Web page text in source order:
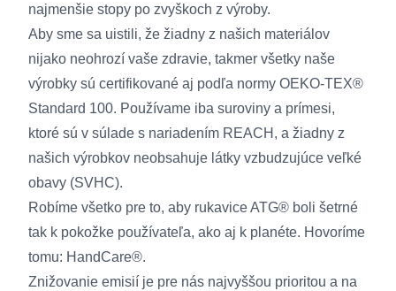
najmenšie stopy po zvyškoch z výroby.
Aby sme sa uistili, že žiadny z našich materiálov
nijako neohrozí vaše zdravie, takmer všetky naše
výrobky sú certifikované aj podľa normy OEKO-TEX®
Standard 100. Používame iba suroviny a prímesi,
ktoré sú v súlade s nariadením REACH, a žiadny z
našich výrobkov neobsahuje látky vzbudzujúce veľké
obavy (SVHC).
Robíme všetko pre to, aby rukavice ATG® boli šetrné
tak k pokožke používateľa, ako aj k planéte. Hovoríme
tomu: HandCare®.
Znižovanie emisií je pre nás najvyššou prioritou a na